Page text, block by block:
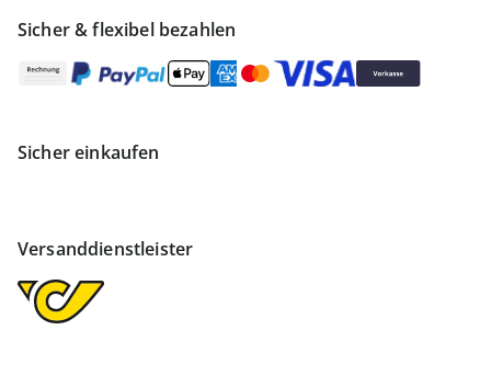
Sicher & flexibel bezahlen
Sicher einkaufen
Versanddienstleister